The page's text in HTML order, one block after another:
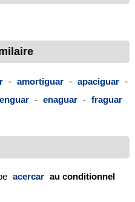
- amortiguar - apaciguar -
- enaguar - fraguar
acercar au conditionnel